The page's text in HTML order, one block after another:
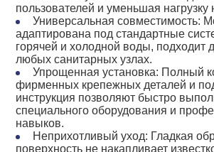
пользователей и уменьшая нагрузку
Универсальная совместимость:
адаптирована под стандартные
горячей и холодной воды, подходит
любых санитарных узлах.
Упрощенная установка: Полный
фирменных крепежных деталей и
инструкция позволяют быстро
специального оборудования и
навыков.
Неприхотливый уход: Гладкая
поверхность не накапливает